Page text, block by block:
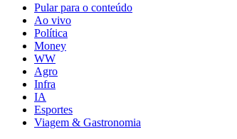
Pular para o conteúdo
Ao vivo
Política
Money
WW
Agro
Infra
IA
Esportes
Viagem & Gastronomia